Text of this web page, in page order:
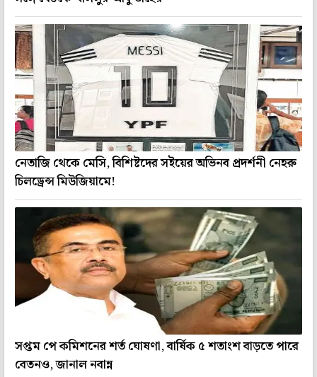
নেতাজি থেকে মেসি, বিশিষ্টদের সইয়ের অভিনব প্রদর্শনী নেহরু
চিলড্রেন্স মিউজিয়ামে!
সপ্তম পে কমিশনের শর্ত ঘোষণা, বার্ষিক ৫ শতাংশ বাড়তে পারে
বেতনও, জানাল নবান্ন